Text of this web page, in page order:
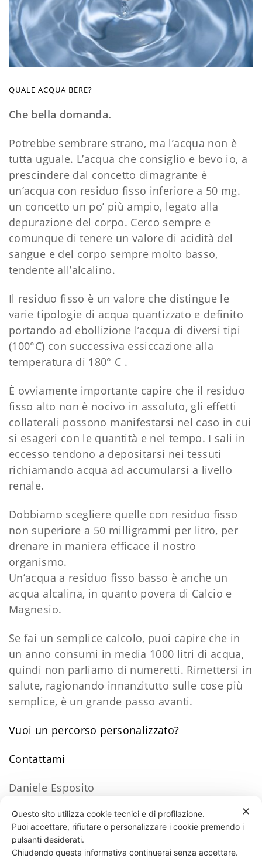
QUALE ACQUA BERE?
Che bella domanda.
Potrebbe sembrare strano, ma l’acqua non è
tutta uguale. L’acqua che consiglio e bevo io, a
prescindere dal concetto dimagrante è
un’acqua con residuo fisso inferiore a 50 mg.
un concetto un po’ più ampio, legato alla
depurazione del corpo. Cerco sempre e
comunque di tenere un valore di acidità del
sangue e del corpo sempre molto basso,
tendente all’alcalino.
Il residuo fisso è un valore che distingue le
varie tipologie di acqua quantizzato e definito
portando ad ebollizione l’acqua di diversi tipi
(100°C) con successiva essiccazione alla
temperatura di 180° C .
È ovviamente importante capire che il residuo
fisso alto non è nocivo in assoluto, gli effetti
collaterali possono manifestarsi nel caso in cui
si esageri con le quantità e nel tempo. I sali in
eccesso tendono a depositarsi nei tessuti
richiamando acqua ad accumularsi a livello
renale.
Dobbiamo scegliere quelle con residuo fisso
non superiore a 50 milligrammi per litro, per
drenare in maniera efficace il nostro
organismo.
Un’acqua a residuo fisso basso è anche un
acqua alcalina, in quanto povera di Calcio e
Magnesio.
Se fai un semplice calcolo, puoi capire che in
un anno consumi in media 1000 litri di acqua,
quindi non parliamo di numeretti. Rimettersi in
salute, ragionando innanzitutto sulle cose più
semplice, è un grande passo avanti.
Vuoi un percorso personalizzato?
​Contattami
Daniele Esposito
35 LIKES
✕
Questo sito utilizza cookie tecnici e di profilazione.
Puoi accettare, rifiutare o personalizzare i cookie premendo i
pulsanti desiderati.
Chiudendo questa informativa continuerai senza accettare.